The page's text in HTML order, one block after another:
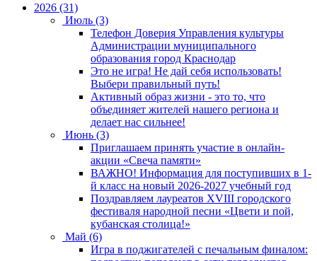
2026 (31)
Июль (3)
Телефон Доверия Управления культуры
Администрации муниципального
образования город Краснодар
Это не игра! Не дай себя использовать!
Выбери правильный путь!
Активный образ жизни - это то, что
объединяет жителей нашего региона и
делает нас сильнее!
Июнь (3)
Приглашаем принять участие в онлайн-
акции «Свеча памяти»
ВАЖНО! Информация для поступивших в 1-
й класс на новый 2026-2027 учебный год
Поздравляем лауреатов XVIII городского
фестиваля народной песни «Цвети и пой,
кубанская столица!»
Май (6)
Игра в поджигателей с печальным финалом: